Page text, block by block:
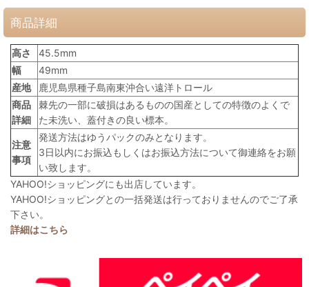
商品詳細
高さ
45.5mm
幅
49mm
産地
鹿児島県種子島南東沖合い遠洋トロール
商品
詳細
棘先の一部に破損はあるものの国産としての特徴のよくで
た未洗い、蓋付きの良い標本。
注意
事項
発送方法はゆうパックのみとなります。
3日以内にお振込もしくはお振込方法について御連絡をお願
い致します。
YAHOO!ショッピングにも出店しています。
YAHOO!ショッピングとの一括発送は行っておりませんのでご了承
下さい。
詳細はこちら